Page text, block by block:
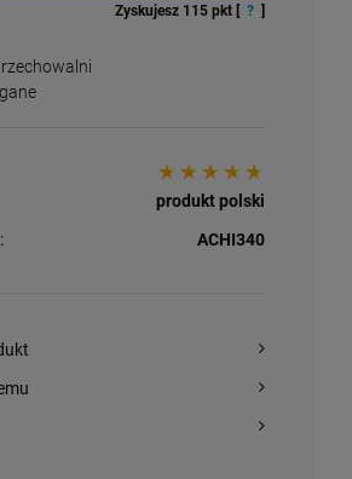
Zyskujesz 115 pkt [ ? ]
produkt polski
ACHI340